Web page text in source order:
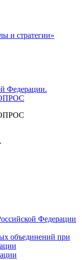
и стратегии»
Федерации.
Федерации
объединений при